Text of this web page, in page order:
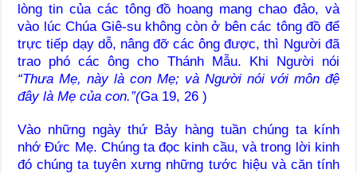
lòng tin của các tông đồ hoang mang chao đảo, và
vào lúc Chúa Giê-su không còn ở bên các tông đồ để
trực tiếp dạy dỗ, nâng đỡ các ông được, thì Người đã
trao phó các ông cho Thánh Mẫu. Khi Người nói
“Thưa Mẹ, này là con Mẹ; và Người nói với môn đệ
đây là Mẹ của con.”(Ga 19, 26 )
Vào những ngày thứ Bảy hàng tuần chúng ta kính
nhớ Đức Mẹ. Chúng ta đọc kinh cầu, và trong lời kinh
đó chúng ta tuyên xưng những tước hiệu và căn tính